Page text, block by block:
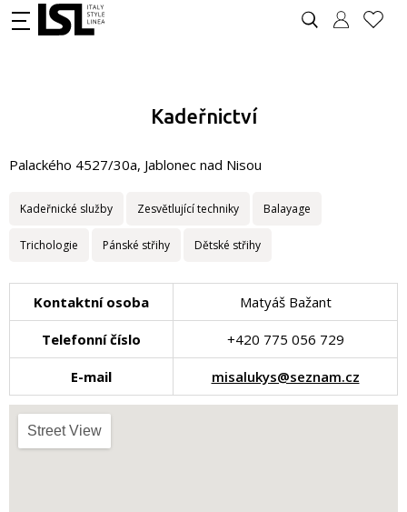
Kadeřnictví
Palackého 4527/30a, Jablonec nad Nisou
Kadeřnické služby Zesvětlující techniky Balayage
Trichologie Pánské střihy Dětské střihy
Kontaktní osoba Matyáš Bažant
Telefonní číslo +420 775 056 729
E-mail misalukys@seznam.cz
Street View